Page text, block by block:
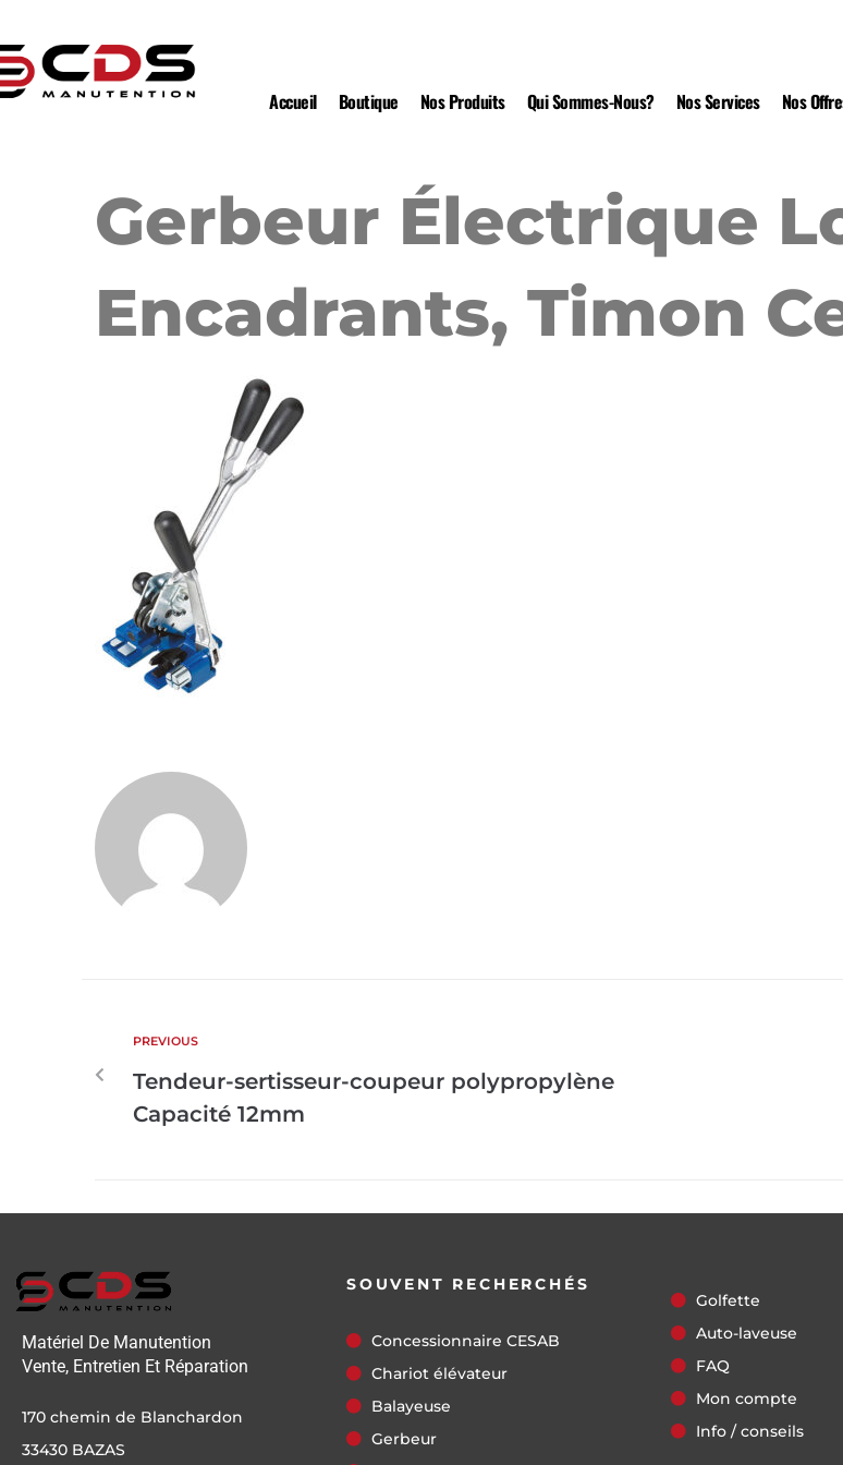
Accueil Boutique Nos Produits Qui Sommes-Nous? Nos Services Nos
Gerbeur Électrique
Encadrants, Timon
PREVIOUS
Tendeur-sertisseur-coupeur polypropylène
Capacité 12mm
Matériel De Manutention
Vente, Entretien Et Réparation
170 chemin de Blanchardon
33430 BAZAS
SOUVENT RECHERCHÉS
Concessionnaire CESAB
Chariot élévateur
Balayeuse
Gerbeur
Golfette
Auto-laveuse
FAQ
Mon compte
Info / conseils